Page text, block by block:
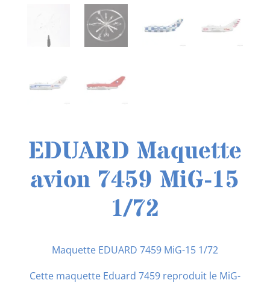
EDUARD Maquette
avion 7459 MiG-15
1/72
Maquette EDUARD 7459 MiG-151/72
Cette maquette Eduard 7459 reproduit le MiG-